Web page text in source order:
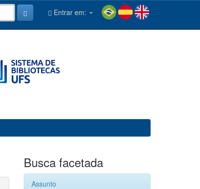
Entrar em:
Busca facetada
Assunto